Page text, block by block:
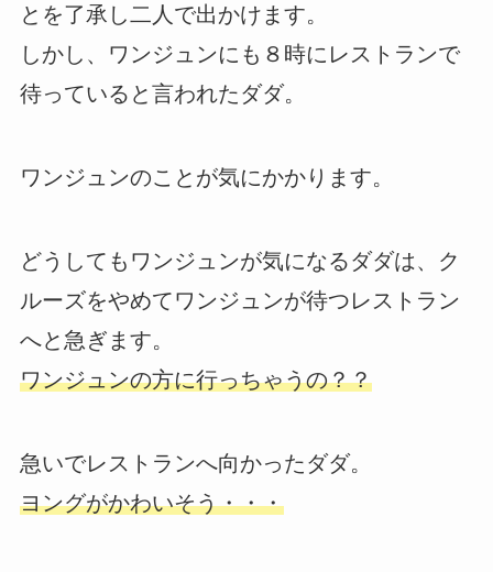
とを了承し二人で出かけます。
しかし、ワンジュンにも８時にレストランで
待っていると言われたダダ。
ワンジュンのことが気にかかります。
どうしてもワンジュンが気になるダダは、ク
ルーズをやめてワンジュンが待つレストラン
へと急ぎます。
ワンジュンの方に行っちゃうの？？
急いでレストランへ向かったダダ。
ヨングがかわいそう・・・